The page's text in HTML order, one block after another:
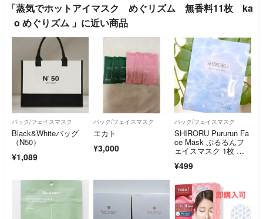
「蒸気でホットアイマスク めぐリズム 無香料11枚 ka
o めぐりズム 」に近い商品
パック/フェイスマスク
Black&Whiteバッグ
（N50）
¥1,089
パック/フェイスマスク
エカト
¥3,000
パック/フェイスマスク
SHIRORU Pururun Fa
ce Mask ぷるるんフ
ェイスマスク 1枚 今
¥499